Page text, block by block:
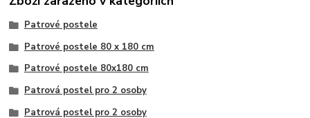
Patrové postele
Patrové postele 80 x 180 cm
Patrové postele 80x180 cm
Patrová postel pro 2 osoby
Patrová postel pro 2 osoby